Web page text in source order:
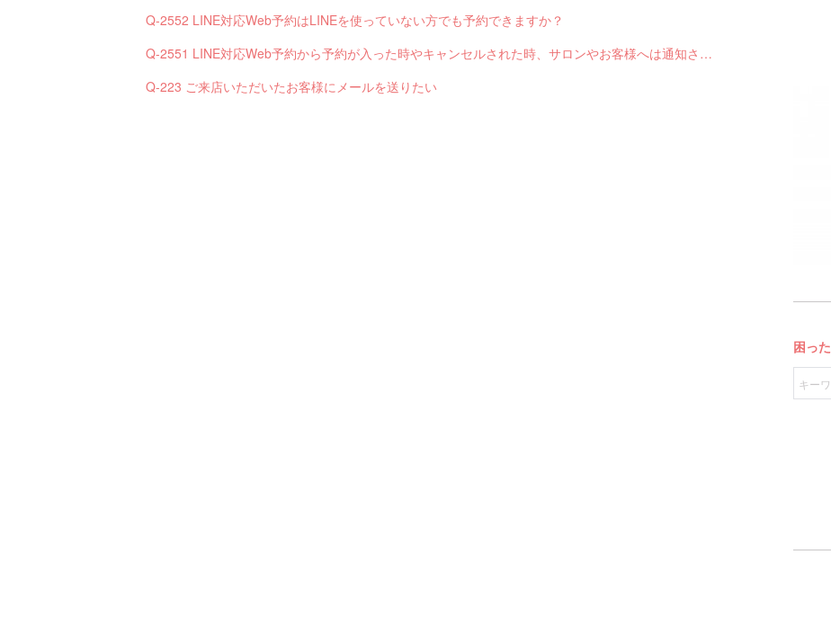
Q-2552 LINE対応Web予約はLINEを使っていない方でも予約できますか？
Q-2551 LINE対応Web予約から予約が入った時やキャンセルされた時、サロンやお客様へは通知されますか？
Q-223 ご来店いただいたお客様にメールを送りたい